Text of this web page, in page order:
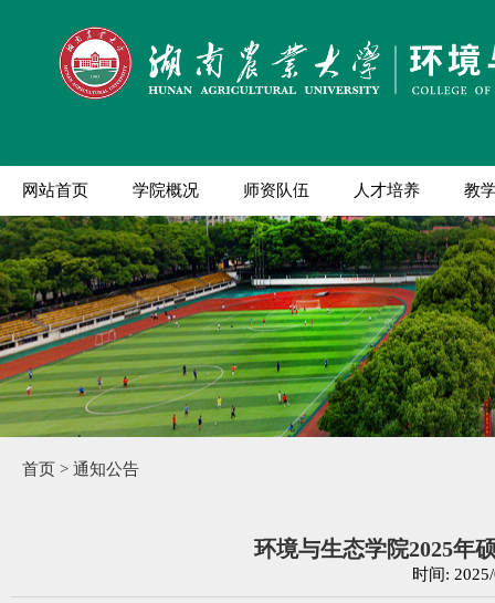
网站首页 学院概况 师资队伍 人才培养 教
首页 > 通知公告
环境与生态学院2025年
时间: